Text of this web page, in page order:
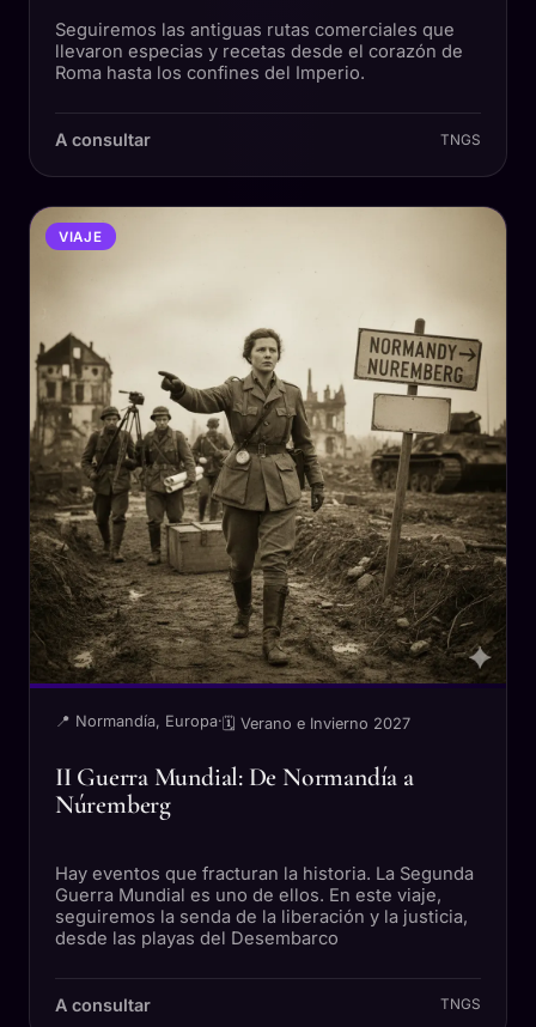
Seguiremos las antiguas rutas comerciales que
llevaron especias y recetas desde el corazón de
Roma hasta los confines del Imperio.
A consultar TNGS
VIAJE
📍 Normandía, Europa·🗓 Verano e Invierno 2027
II Guerra Mundial: De Normandía a
Núremberg
Hay eventos que fracturan la historia. La Segunda
Guerra Mundial es uno de ellos. En este viaje,
seguiremos la senda de la liberación y la justicia,
desde las playas del Desembarco
A consultar TNGS